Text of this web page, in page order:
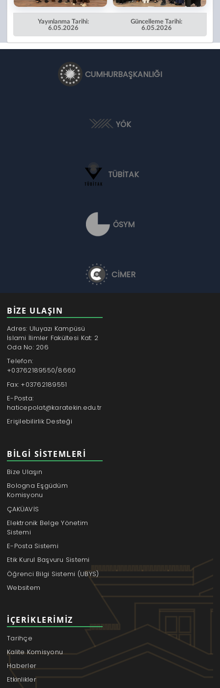
Yayınlanma Tarihi:
6.05.2026
Güncelleme Tarihi:
6.05.2026
CUMHURBAŞKANLIĞI
YÖK
TÜBİTAK
ÖSYM
CİMER
BİZE ULAŞIN
Adres: Uluyazı Kampüsü
İslami İlimler Fakültesi Kat: 2
Oda No: 206
Telefon:
+03762189550/8660
Fax: +03762189551
E-Posta:
haticepolat@karatekin.edu.tr
Erişilebilirlik Desteği
BILGI SISTEMLERI
Bize Ulaşın
Bologna Eşgüdüm
Komisyonu
ÇAKÜAVİS
Elektronik Belge Yönetim
Sistemi
E-Posta Sistemi
Etik Kurul Başvuru Sistemi
Öğrenci Bilgi Sistemi (UBYS)
Websitem
İÇERIKLERIMIZ
Tarihçe
Kalite Komisyonu
Haberler
Etkinlikler